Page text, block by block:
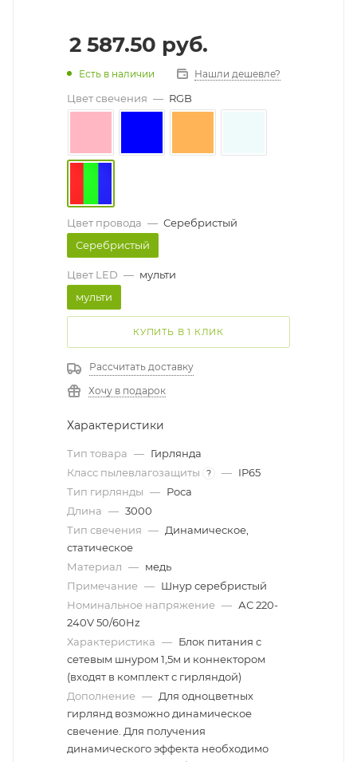
2 587.50 руб.
Есть в наличии Нашли дешевле?
Цвет свечения — RGB
Цвет провода — Серебристый
Серебристый
Цвет LED — мульти
мульти
КУПИТЬ В 1 КЛИК
Рассчитать доставку
Хочу в подарок
Характеристики
Тип товара — Гирлянда
Класс пылевлагозащиты
? — IP65
Тип гирлянды — Роса
Длина — 3000
Тип свечения — Динамическое,
статическое
Материал — медь
Примечание — Шнур серебристый
Номинальное напряжение — АС 220-
240V 50/60Hz
Характеристика — Блок питания с
сетевым шнуром 1,5м и коннектором
(входят в комплект с гирляндой)
Дополнение — Для одноцветных
гирлянд возможно динамическое
свечение. Для получения
динамического эффекта необходимо